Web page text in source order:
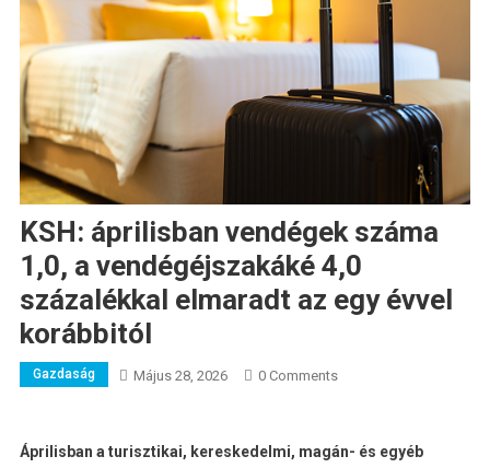
KSH: áprilisban vendégek száma
1,0, a vendégéjszakáké 4,0
százalékkal elmaradt az egy évvel
korábbitól
Gazdaság Május 28, 2026 0 Comments
Áprilisban a turisztikai, kereskedelmi, magán- és egyéb